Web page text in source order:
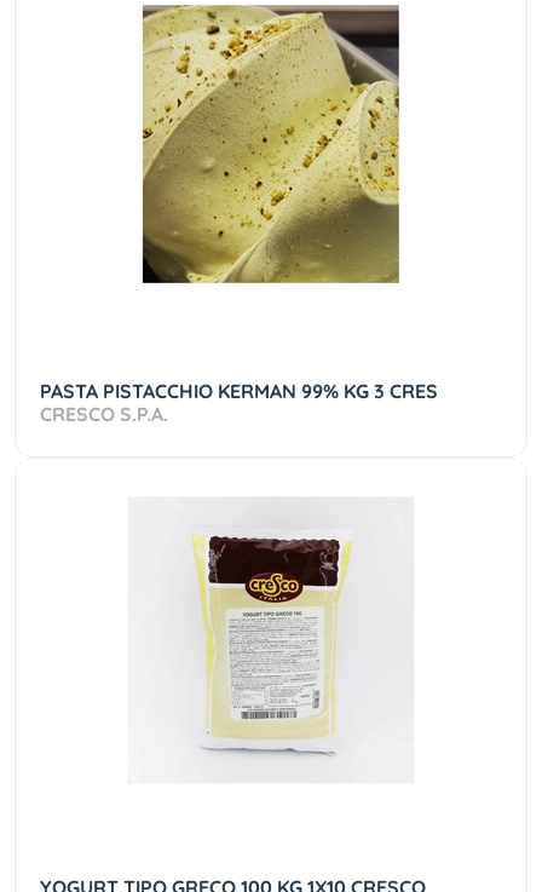
PASTA PISTACCHIO KERMAN 99% KG 3 CRES
CRESCO S.P.A.
YOGURT TIPO GRECO 100 KG 1X10 CRESCO